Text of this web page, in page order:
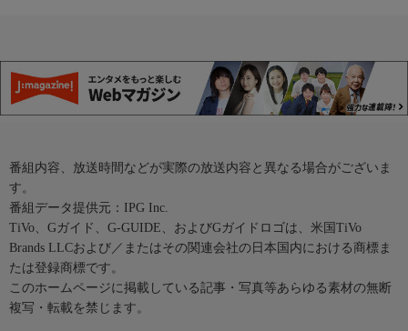
番組内容、放送時間などが実際の放送内容と異なる場合がございま
す。
番組データ提供元：IPG Inc.
TiVo、Gガイド、G-GUIDE、およびGガイドロゴは、米国TiVo
Brands LLCおよび／またはその関連会社の日本国内における商標ま
たは登録商標です。
このホームページに掲載している記事・写真等あらゆる素材の無断
複写・転載を禁じます。